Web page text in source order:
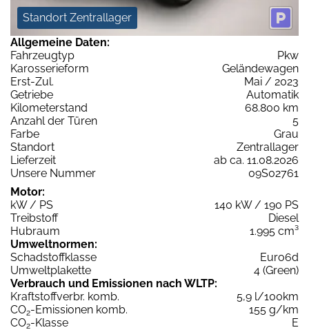
Standort Zentrallager
Allgemeine Daten:
Fahrzeugtyp
Pkw
Karosserieform
Geländewagen
Erst-Zul.
Mai / 2023
Getriebe
Automatik
Kilometerstand
68.800 km
Anzahl der Türen
5
Farbe
Grau
Standort
Zentrallager
Lieferzeit
ab ca. 11.08.2026
Unsere Nummer
09S02761
Motor:
kW / PS
140 kW / 190 PS
Treibstoff
Diesel
Hubraum
1.995 cm³
Umweltnormen:
Schadstoffklasse
Euro6d
Umweltplakette
4 (Green)
Verbrauch und Emissionen nach WLTP:
Kraftstoffverbr. komb.
5,9 l/100km
CO2-Emissionen komb.
155 g/km
CO2-Klasse
E